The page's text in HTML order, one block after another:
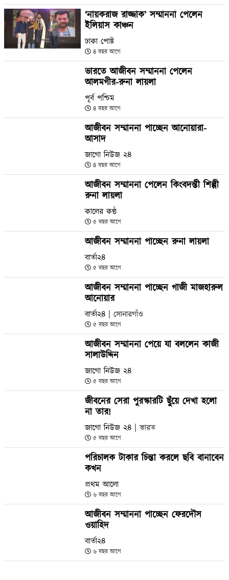
‘নায়করাজ রাজ্জাক’ সম্মাননা পেলেন
ইলিয়াস কাঞ্চন
ঢাকা পোষ্ট
৪ বছর আগে
ভারতে আজীবন সম্মাননা পেলেন
আলমগীর-রুনা লায়লা
পূর্ব পশ্চিম
৪ বছর আগে
আজীবন সম্মাননা পাচ্ছেন আনোয়ারা-
আসাদ
জাগো নিউজ ২৪
৪ বছর আগে
আজীবন সম্মাননা পেলেন কিংবদন্তী শিল্পী
রুনা লায়লা
কালের কণ্ঠ
৫ বছর আগে
আজীবন সম্মাননা পাচ্ছেন রুনা লায়লা
বার্তা২৪
৫ বছর আগে
আজীবন সম্মাননা পাচ্ছেন গাজী মাজহারুল
আনোয়ার
বার্তা২৪ | সোনারগাঁও
৫ বছর আগে
আজীবন সম্মাননা পেয়ে যা বললেন কাজী
সালাউদ্দিন
জাগো নিউজ ২৪
৫ বছর আগে
জীবনের সেরা পুরস্কারটি ছুঁয়ে দেখা হলো
না তার!
জাগো নিউজ ২৪ | ভারত
৫ বছর আগে
পরিচালক টাকার চিন্তা করলে ছবি বানাবেন
কখন
প্রথম আলো
৬ বছর আগে
আজীবন সম্মাননা পাচ্ছেন ফেরদৌস
ওয়াহিদ
বার্তা২৪
৬ বছর আগে